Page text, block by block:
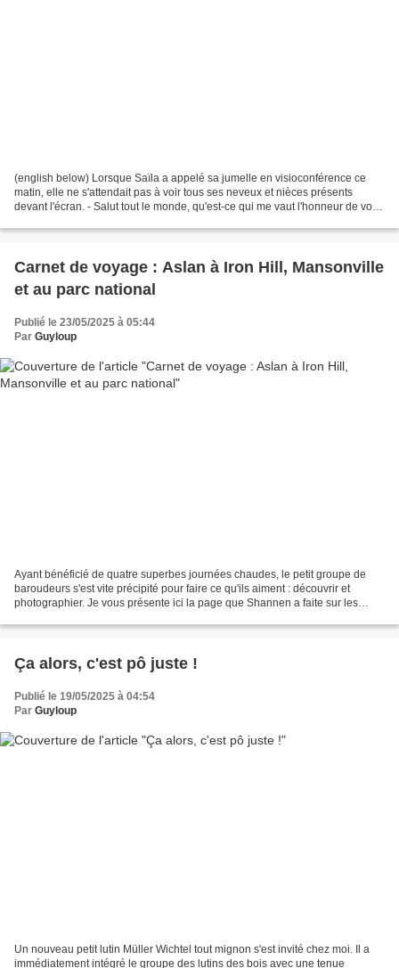
(english below) Lorsque Saïla a appelé sa jumelle en visioconférence ce
matin, elle ne s'attendait pas à voir tous ses neveux et nièces présents
devant l'écran. - Salut tout le monde, qu'est-ce qui me vaut l'honneur de vous
Carnet de voyage : Aslan à Iron Hill, Mansonville
et au parc national
Publié le 23/05/2025 à 05:44
Par Guyloup
Ayant bénéficié de quatre superbes journées chaudes, le petit groupe de
baroudeurs s'est vite précipité pour faire ce qu'ils aiment : découvrir et
photographier. Je vous présente ici la page que Shannen a faite sur les
Ça alors, c'est pô juste !
Publié le 19/05/2025 à 04:54
Par Guyloup
Un nouveau petit lutin Müller Wichtel tout mignon s'est invité chez moi. Il a
immédiatement intégré le groupe des lutins des bois avec une tenue